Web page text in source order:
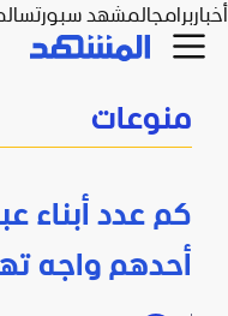
أخباربرامجالمشهد سبورتس
منوعات
كم عدد أبناء
أحدهم واجه